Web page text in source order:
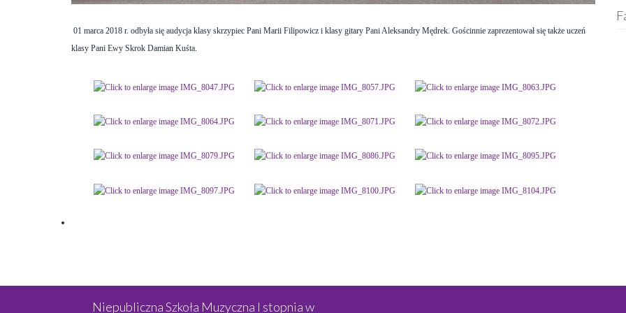
01 marca 2018 r. odbyła się audycja klasy skrzypiec Pani Marii Filipowicz i klasy gitary Pani Aleksandry Mędrek. Gościnnie zaprezentował się także uczeń
klasy Pani Ewy Skrok Damian Kuśta.
Niepubliczna Szkoła Muzyczna I stopnia w